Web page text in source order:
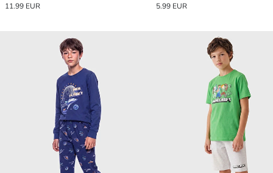
11.99 EUR
5.99 EUR